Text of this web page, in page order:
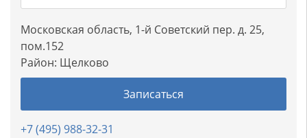
Московская область, 1-й Советский пер. д. 25,
пом.152
Район: Щелково
Записаться
+7 (495) 988-32-31